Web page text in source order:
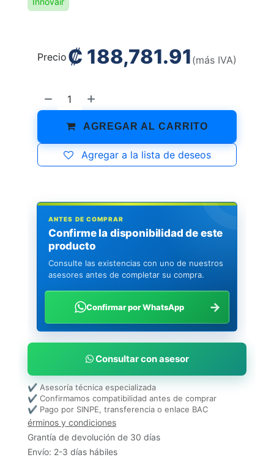
AGREGAR AL CARRITO
Agregar a la lista de deseos
Precio ₡ 188,781.91 (más IVA)
ANTES DE COMPRAR
Confirme la disponibilidad de este
producto
Consulte las existencias con uno de nuestros
asesores antes de completar su compra.
Confirmar por WhatsApp →
Consultar con asesor
✔ Asesoría técnica especializada
✔ Confirmamos compatibilidad antes de comprar
✔ Pago por SINPE, transferencia o enlace BAC
érminos y condiciones
Grantía de devolución de 30 días
Envío: 2-3 días hábiles